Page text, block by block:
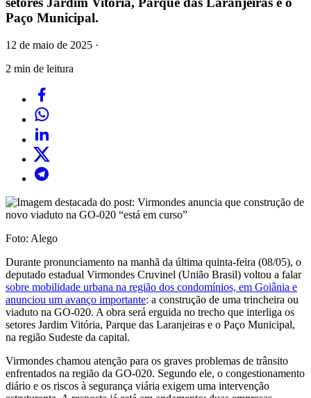
Paço Municipal.
12 de maio de 2025 ·
2 min de leitura
Foto: Alego
Durante pronunciamento na manhã da última quinta-feira (08/05), o
deputado estadual Virmondes Cruvinel (União Brasil) voltou a falar
sobre mobilidade urbana na região dos condomínios, em Goiânia e
anunciou um avanço importante: a construção de uma trincheira ou
viaduto na GO-020. A obra será erguida no trecho que interliga os
setores Jardim Vitória, Parque das Laranjeiras e o Paço Municipal,
na região Sudeste da capital.
Virmondes chamou atenção para os graves problemas de trânsito
enfrentados na região da GO-020. Segundo ele, o congestionamento
diário e os riscos à segurança viária exigem uma intervenção